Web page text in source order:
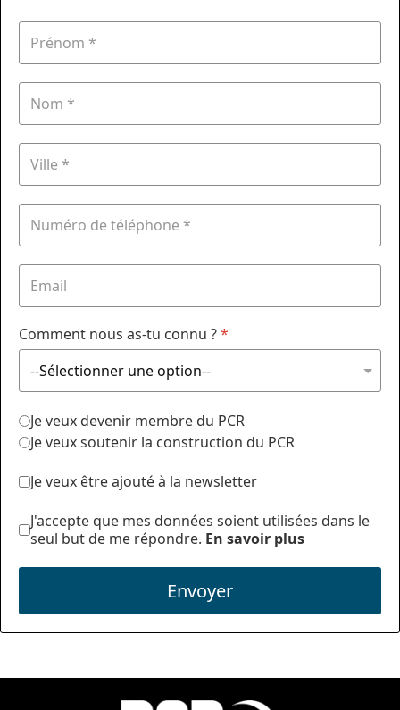
Comment nous as-tu connu ?*
Je veux devenir membre du PCR
Je veux soutenir la construction du PCR
Je veux être ajouté à la newsletter
J'accepte que mes données soient utilisées dans le
seul but de me répondre. En savoir plus
Envoyer